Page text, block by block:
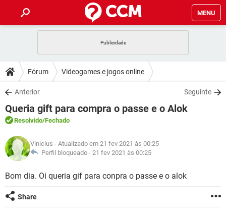
MENU
CELULAR FACEBOOK
OUTLOOK
INSTAGRAM GMAIL
GUIA DE COMPRAS
DICAS
JOGOS WHATSAPP
OUTLOOK
INSTAGRAM
GUIA DE COMPRAS
DOWNLOADS
JOGOS WHATSAPP
CELULAR
OUTLOOK EXCEL
INSTAGRAM
GUIA DE COMPRAS
FÓRUM
JOGOS
CELULAR FACEBOOK
GLOSSÁRIO
JOGOS
CELULAR FACEBOOK
OUTLOOK
Fórum Videogames e jogos online
Anterior Seguinte
Queria gift para compra o passe e o Alok
Resolvido/Fechado
Vinicius - Atualizado em 21 fev 2021 às 00:25
Perfil bloqueado - 21 fev 2021 às 00:25
Bom dia. Oi queria gif para conpra o passe e o alok
Share